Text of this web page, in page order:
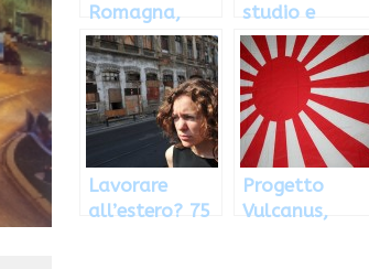
Romagna,
borse di
studio per
tirocini in
Europa
studio e
tirocini nelle
redazioni del
Gruppo
Espresso
Lavorare
all’estero? 75
Progetto
Vulcanus,